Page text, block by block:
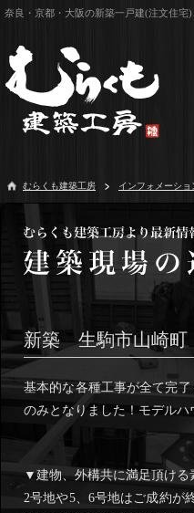
奈良・京都・大阪の新築一戸建(注文住
むらくも建築工房 インフォメーショ
新築 生駒市山崎町
基本的な各種工事が全て完
のみとなりました！モデル
▼建物、外構共に満足頂ける
2号地や5、6号地はご成約が